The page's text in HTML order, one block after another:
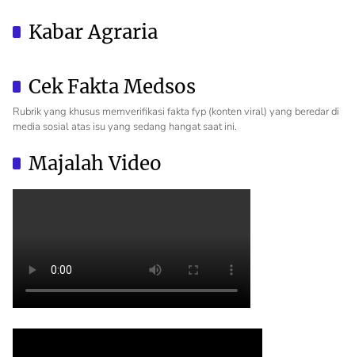
Bulan!
Kabar Agraria
Cek Fakta Medsos
Rubrik yang khusus memverifikasi fakta fyp (konten viral) yang beredar di
media sosial atas isu yang sedang hangat saat ini.
Majalah Video